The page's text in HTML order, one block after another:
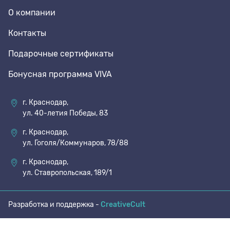
О компании
Контакты
Подарочные сертификаты
Бонусная программа VIVA
г. Краснодар,
ул. 40-летия Победы, 83
г. Краснодар,
ул. Гоголя/Коммунаров, 78/88
г. Краснодар,
ул. Ставропольская, 189/1
Разработка и поддержка - CreativeCult
8 den
Полустельки
Растяжитель и Очиститель
Рожки